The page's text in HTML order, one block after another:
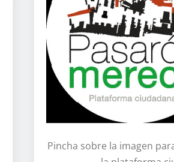
Pincha sobre la imagen